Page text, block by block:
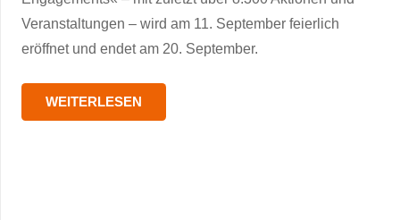
Veranstaltungen – wird am 11. September feierlich
eröffnet und endet am 20. September.
WEITERLESEN